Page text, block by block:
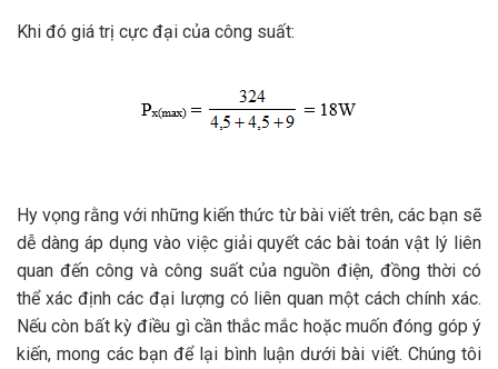
Khi đó giá trị cực đại của công suất:
Hy vọng rằng với những kiến thức từ bài viết trên, các bạn sẽ
dễ dàng áp dụng vào việc giải quyết các bài toán vật lý liên
quan đến công và công suất của nguồn điện, đồng thời có
thể xác định các đại lượng có liên quan một cách chính xác.
Nếu còn bất kỳ điều gì cần thắc mắc hoặc muốn đóng góp ý
kiến, mong các bạn để lại bình luận dưới bài viết. Chúng tôi